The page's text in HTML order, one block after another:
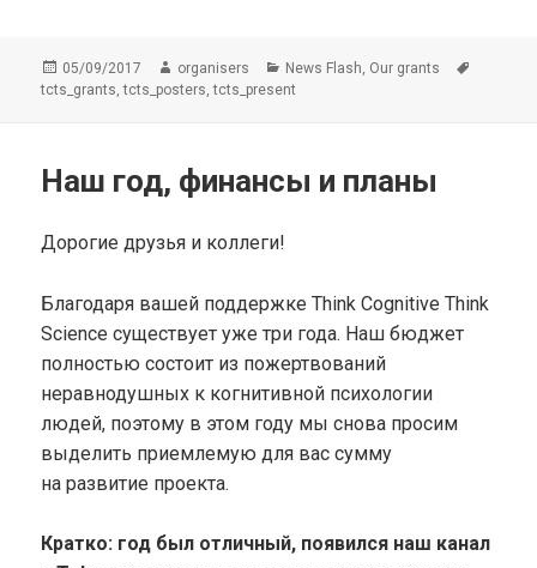
Опубликовано
05/09/2017 Автор
organisers Рубрики
News Flash, Our grants
tcts_grants,tcts_posters,tcts_present
Наш год, финансы и планы
Дорогие друзья и коллеги!
Благодаря вашей поддержке Think Cognitive Think
Science существует уже три года. Наш бюджет
полностью состоит из пожертвований
неравнодушных к когнитивной психологии
людей, поэтому в этом году мы снова просим
выделить приемлемую для вас сумму
на развитие проекта.
Кратко: год был отличный, появился наш канал